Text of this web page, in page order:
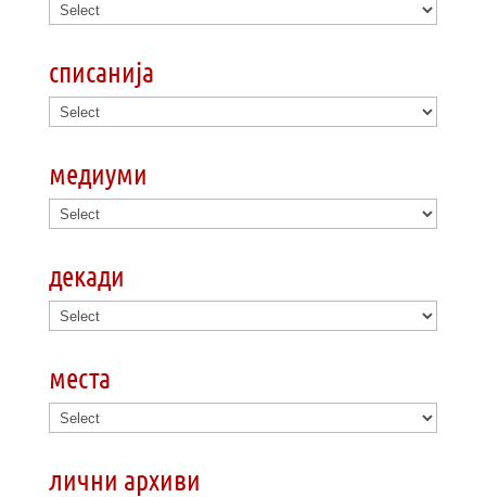
списанија
медиуми
декади
места
лични архиви